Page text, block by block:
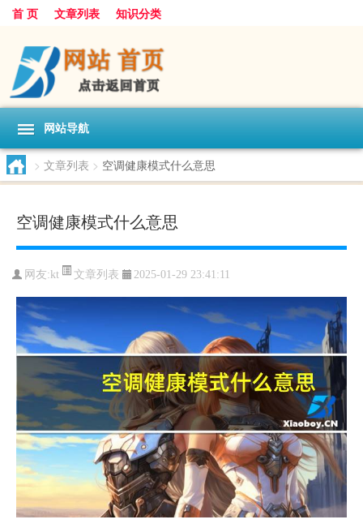
首 页 文章列表 知识分类
网站导航
> 文章列表 > 空调健康模式什么意思
空调健康模式什么意思
网友:kt 文章列表 2025-01-29 23:41:11